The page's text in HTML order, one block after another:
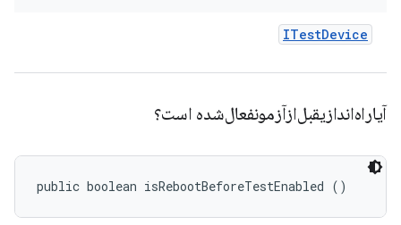
ITestDevice
آیاراه‌اندازیقبل‌ازآزمونفعال‌شده است؟
public boolean isRebootBeforeTestEnabled ()